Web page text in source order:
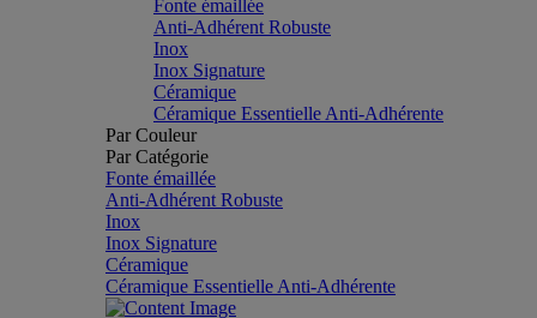
Fonte émaillée
Anti-Adhérent Robuste
Inox
Inox Signature
Céramique
Céramique Essentielle Anti-Adhérente
Par Couleur
Par Catégorie
Fonte émaillée
Anti-Adhérent Robuste
Inox
Inox Signature
Céramique
Céramique Essentielle Anti-Adhérente